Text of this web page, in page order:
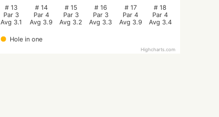
Hole in one
# 13
Par 3
Avg 3.1
# 14
Par 4
Avg 3.9
# 15
Par 3
Avg 3.2
# 16
Par 3
Avg 3.3
# 17
Par 4
Avg 3.9
# 18
Par 4
Avg 3.4
Highcharts.com